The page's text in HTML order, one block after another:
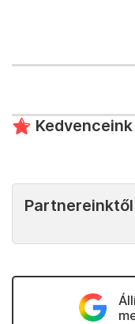
Kedvenceink
Partnereinktől